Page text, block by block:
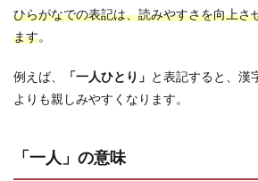
ひらがなでの表記は、読みやすさを向上さ
ます。
例えば、 「一人ひとり」 と表記すると、漢
よりも親しみやすくなります。
「一人」の意味